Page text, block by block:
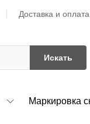
Доставка и оплата
Искать
Маркировка